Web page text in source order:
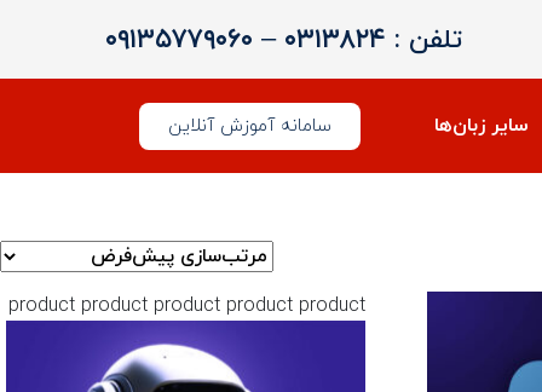
تلفن : ۰۳۱۳۸۲۴ – ۰۹۱۳۵۷۷۹۰۶۰
سایر زبان‌ها سامانه آموزش آنلاین
productproductproductproductproduct